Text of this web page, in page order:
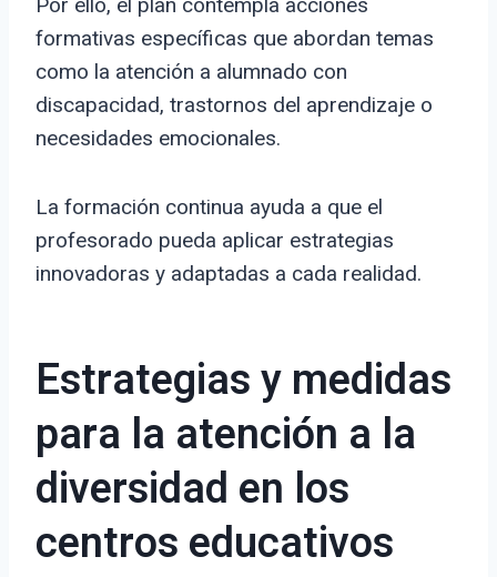
Por ello, el plan contempla acciones
formativas específicas que abordan temas
como la atención a alumnado con
discapacidad, trastornos del aprendizaje o
necesidades emocionales.
La formación continua ayuda a que el
profesorado pueda aplicar estrategias
innovadoras y adaptadas a cada realidad.
Estrategias y medidas
para la atención a la
diversidad en los
centros educativos